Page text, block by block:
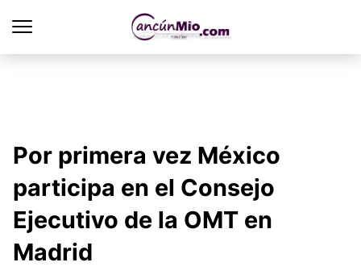
Por primera vez México
participa en el Consejo
Ejecutivo de la OMT en
Madrid